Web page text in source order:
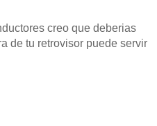
creo que deberias
de tu retrovisor puede servir